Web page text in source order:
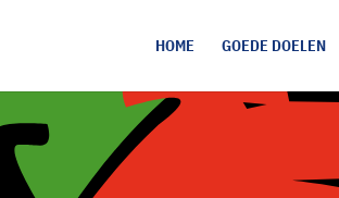
HOME GOEDE DOELEN